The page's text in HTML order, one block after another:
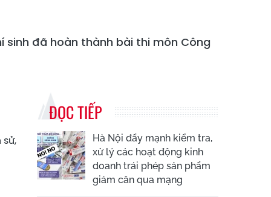
sinh đã hoàn thành bài thi môn Công
ĐỌC TIẾP
Hà Nội đẩy mạnh kiểm tra,
xử lý các hoạt động kinh
doanh trái phép sản phẩm
giảm cân qua mạng